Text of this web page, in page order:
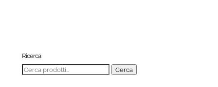
Ricerca
Cerca: Cerca